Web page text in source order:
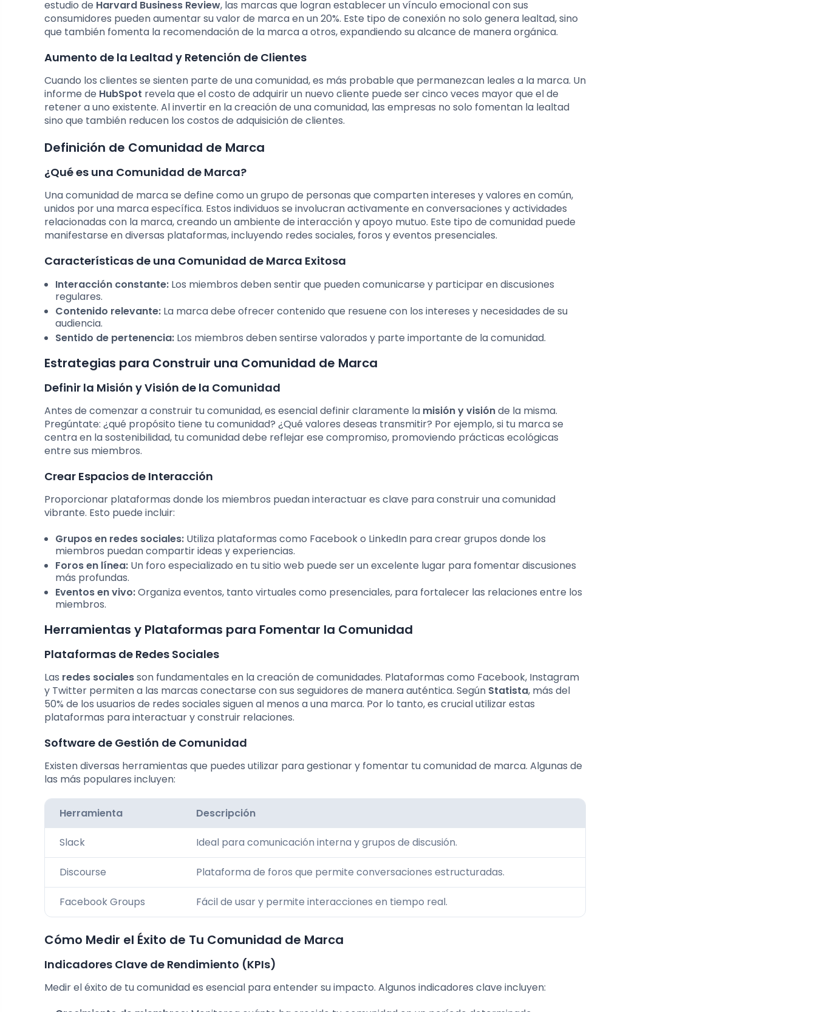
estudio de Harvard Business Review, las marcas que logran establecer un vínculo emocional con sus
consumidores pueden aumentar su valor de marca en un 20%. Este tipo de conexión no solo genera lealtad, sino
que también fomenta la recomendación de la marca a otros, expandiendo su alcance de manera orgánica.
Aumento de la Lealtad y Retención de Clientes
Cuando los clientes se sienten parte de una comunidad, es más probable que permanezcan leales a la marca. Un
informe de HubSpot revela que el costo de adquirir un nuevo cliente puede ser cinco veces mayor que el de
retener a uno existente. Al invertir en la creación de una comunidad, las empresas no solo fomentan la lealtad
sino que también reducen los costos de adquisición de clientes.
Definición de Comunidad de Marca
¿Qué es una Comunidad de Marca?
Una comunidad de marca se define como un grupo de personas que comparten intereses y valores en común,
unidos por una marca específica. Estos individuos se involucran activamente en conversaciones y actividades
relacionadas con la marca, creando un ambiente de interacción y apoyo mutuo. Este tipo de comunidad puede
manifestarse en diversas plataformas, incluyendo redes sociales, foros y eventos presenciales.
Características de una Comunidad de Marca Exitosa
Interacción constante: Los miembros deben sentir que pueden comunicarse y participar en discusiones
regulares.
Contenido relevante: La marca debe ofrecer contenido que resuene con los intereses y necesidades de su
audiencia.
Sentido de pertenencia: Los miembros deben sentirse valorados y parte importante de la comunidad.
Estrategias para Construir una Comunidad de Marca
Definir la Misión y Visión de la Comunidad
Antes de comenzar a construir tu comunidad, es esencial definir claramente la misión y visiónde la misma.
Pregúntate: ¿qué propósito tiene tu comunidad? ¿Qué valores deseas transmitir? Por ejemplo, si tu marca se
centra en la sostenibilidad, tu comunidad debe reflejar ese compromiso, promoviendo prácticas ecológicas
entre sus miembros.
Crear Espacios de Interacción
Proporcionar plataformas donde los miembros puedan interactuar es clave para construir una comunidad
vibrante. Esto puede incluir:
Grupos en redes sociales: Utiliza plataformas como Facebook o LinkedIn para crear grupos donde los
miembros puedan compartir ideas y experiencias.
Foros en línea: Un foro especializado en tu sitio web puede ser un excelente lugar para fomentar discusiones
más profundas.
Eventos en vivo:Organiza eventos, tanto virtuales como presenciales, para fortalecer las relaciones entre los
miembros.
Herramientas y Plataformas para Fomentar la Comunidad
Plataformas de Redes Sociales
Las redes socialesson fundamentales en la creación de comunidades. Plataformas como Facebook, Instagram
y Twitter permiten a las marcas conectarse con sus seguidores de manera auténtica. Según Statista, más del
50% de los usuarios de redes sociales siguen al menos a una marca. Por lo tanto, es crucial utilizar estas
plataformas para interactuar y construir relaciones.
Software de Gestión de Comunidad
Existen diversas herramientas que puedes utilizar para gestionar y fomentar tu comunidad de marca. Algunas de
las más populares incluyen:
Herramienta Descripción
Slack Ideal para comunicación interna y grupos de discusión.
Discourse Plataforma de foros que permite conversaciones estructuradas.
Facebook Groups Fácil de usar y permite interacciones en tiempo real.
Cómo Medir el Éxito de Tu Comunidad de Marca
Indicadores Clave de Rendimiento (KPIs)
Medir el éxito de tu comunidad es esencial para entender su impacto. Algunos indicadores clave incluyen: